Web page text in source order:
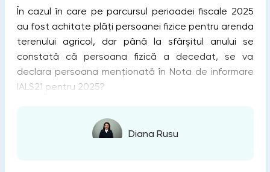
În cazul în care pe parcursul perioadei fiscale 2025
au fost achitate plăți persoanei fizice pentru arenda
terenului agricol, dar până la sfârșitul anului se
constată că persoana fizică a decedat, se va
declara persoana menționată în Nota de informare
IALS21 pentru 2025?
Diana Rusu